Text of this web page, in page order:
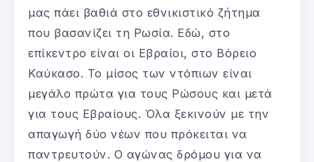
μας πάει βαθιά στο εθνικιστικό ζήτημα
που βασανίζει τη Ρωσία. Εδώ, στο
επίκεντρο είναι οι Εβραίοι, στο Βόρειο
Καύκασο. Το μίσος των ντόπιων είναι
μεγάλο πρώτα για τους Ρώσους και μετά
για τους Εβραίους. Όλα ξεκινούν με την
απαγωγή δύο νέων που πρόκειται να
παντρευτούν. Ο αγώνας δρόμου για να